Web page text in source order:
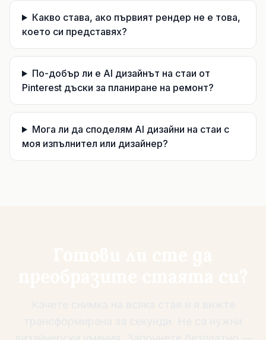
Какво става, ако първият рендер не е това,
което си представях?
По-добър ли е AI дизайнът на стаи от
Pinterest дъски за планиране на ремонт?
Мога ли да споделям AI дизайни на стаи с
моя изпълнител или дизайнер?